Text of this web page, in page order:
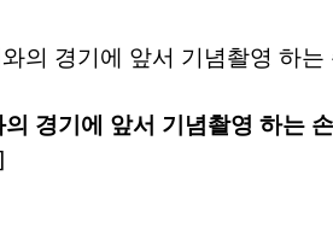
경기에 앞서 기념촬영 하는